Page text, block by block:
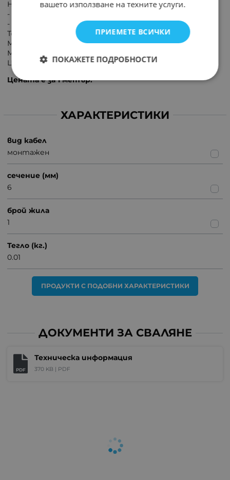
Номинално напрежение U0/U:
- H05V-K 300/500 V
- H07V-K 450/750 V
Температура на околната среда: -30°С до +50°С
Макс. допустима работна температура: +70°C
Мин. радиус на огъване: 10 x D
Цвят: СИН
Цената е за 1 метър.
ХАРАКТЕРИСТИКИ
вид кабел
монтажен
сечение (мм)
6
брой жила
1
Тегло (кг.)
0.01
ПРОДУКТИ С ПОДОБНИ ХАРАКТЕРИСТИКИ
ДОКУМЕНТИ ЗА СВАЛЯНЕ
PDF
Техническа информация
370 KB | PDF
вашето използване на техните услуги.
ПРИЕМЕТЕ ВСИЧКИ
ПОКАЖЕТЕ ПОДРОБНОСТИ